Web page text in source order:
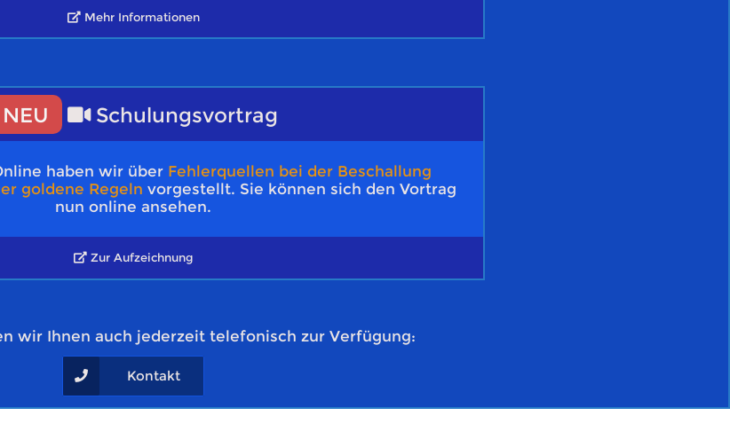
Mehr Informationen
NEU Schulungsvortrag
haben wir über Fehlerquellen bei der Beschallung
goldene Regeln vorgestellt. Sie können sich den Vortrag
nun online ansehen.
Zur Aufzeichnung
wir Ihnen auch jederzeit telefonisch zur Verfügung:
Kontakt